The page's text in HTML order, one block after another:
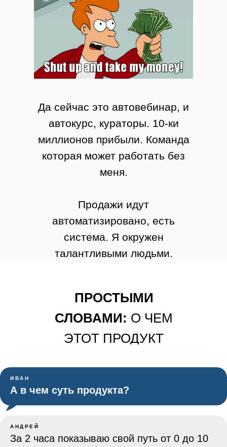
Да сейчас это автовебинар, и
автокурс, кураторы. 10-ки
миллионов прибыли. Команда
которая может работать без
меня.
Продажи идут
автоматизировано, есть
система. Я окружен
талантливыми людьми.
ПРОСТЫМИ
СЛОВАМИ: О ЧЕМ
ЭТОТ ПРОДУКТ
ИВАН
А в чем суть продукта?
АНДРЕЙ
За 2 часа показываю свой путь от 0 до 10